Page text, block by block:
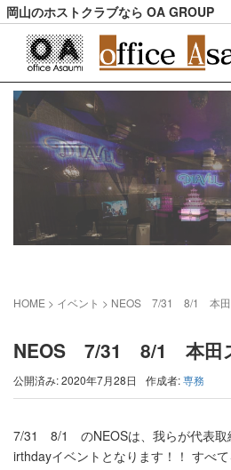
岡山のホストクラブなら OA GROUP
HOME > イベント > NEOS 7/31 8/1 本田
NEOS 7/31 8/1 本田
公開済み: 2020年7月28日 作成者:専務
7/31 8/1 のNEOSは、我らが代表取
irthdayイベントとなります！！ すべ